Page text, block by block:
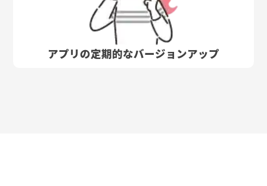
アプリの定期的なバージョンアップ